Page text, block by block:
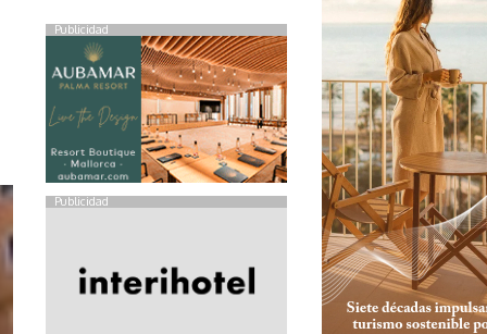
Publicidad
Publicidad